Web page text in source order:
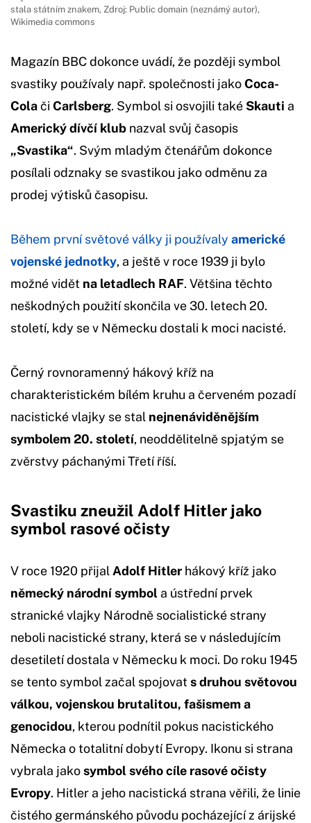
stala státním znakem, Zdroj: Public domain (neznámý autor),
Wikimedia commons
Magazín BBC dokonce uvádí, že později symbol
svastiky používaly např. společnosti jakoCoca-
Colači Carlsberg. Symbol si osvojili také Skauti a
Americký dívčí klub nazval svůj časopis
„Svastika“. Svým mladým čtenářům dokonce
posílali odznaky se svastikou jako odměnu za
prodej výtisků časopisu.
Během první světové války ji používaly americké
vojenské jednotky, a ještě v roce 1939 ji bylo
možné vidět na letadlech RAF. Většina těchto
neškodných použití skončila ve 30. letech 20.
století, kdy se v Německu dostali k moci nacisté.
Černý rovnoramenný hákový kříž na
charakteristickém bílém kruhu a červeném pozadí
nacistické vlajky se stal nejnenáviděnějším
symbolem 20. století, neoddělitelně spjatým se
zvěrstvy páchanými Třetí říší.
Svastiku zneužil Adolf Hitler jako
symbol rasové očisty
V roce 1920 přijal Adolf Hitler hákový kříž jako
německý národní symbol a ústřední prvek
stranické vlajky Národně socialistické strany
neboli nacistické strany, která se v následujícím
desetiletí dostala v Německu k moci. Do roku 1945
se tento symbol začal spojovats druhou světovou
válkou, vojenskou brutalitou, fašismem a
genocidou, kterou podnítil pokus nacistického
Německa o totalitní dobytí Evropy. Ikonu si strana
vybrala jakosymbol svého cíle rasové očisty
Evropy. Hitler a jeho nacistická strana věřili, že linie
čistého germánského původu pocházející z árijské